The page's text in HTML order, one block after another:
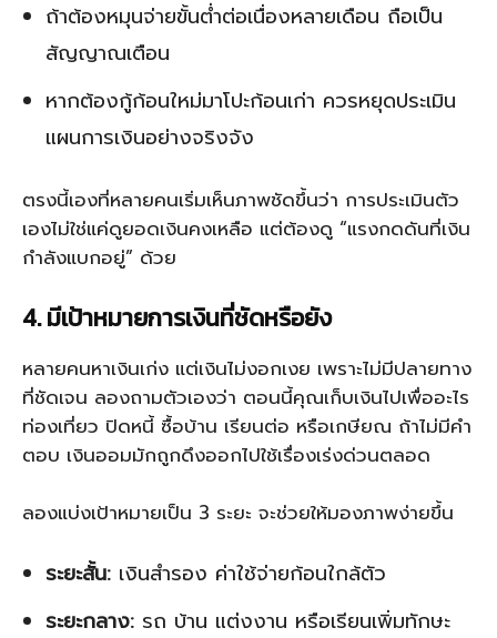
ถ้าต้องหมุนจ่ายขั้นต่ำต่อเนื่องหลายเดือน ถือเป็น
สัญญาณเตือน
หากต้องกู้ก้อนใหม่มาโปะก้อนเก่า ควรหยุดประเมิน
แผนการเงินอย่างจริงจัง
ตรงนี้เองที่หลายคนเริ่มเห็นภาพชัดขึ้นว่า การประเมินตัว
เองไม่ใช่แค่ดูยอดเงินคงเหลือ แต่ต้องดู “แรงกดดันที่เงิน
กำลังแบกอยู่” ด้วย
4. มีเป้าหมายการเงินที่ชัดหรือยัง
หลายคนหาเงินเก่ง แต่เงินไม่งอกเงย เพราะไม่มีปลายทาง
ที่ชัดเจน ลองถามตัวเองว่า ตอนนี้คุณเก็บเงินไปเพื่ออะไร
ท่องเที่ยว ปิดหนี้ ซื้อบ้าน เรียนต่อ หรือเกษียณ ถ้าไม่มีคำ
ตอบ เงินออมมักถูกดึงออกไปใช้เรื่องเร่งด่วนตลอด
ลองแบ่งเป้าหมายเป็น 3 ระยะ จะช่วยให้มองภาพง่ายขึ้น
ระยะสั้น: เงินสำรอง ค่าใช้จ่ายก้อนใกล้ตัว
ระยะกลาง: รถ บ้าน แต่งงาน หรือเรียนเพิ่มทักษะ